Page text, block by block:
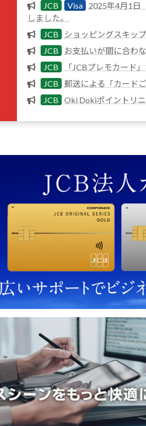
JCB Visa
2025年4月1日
しました。
JCB
ショッピングスキッ
JCB
お支払いが間に合わ
JCB
「JCBプレモカード
JCB
郵送による「カード
JCB
Oki Dokiポイントリ